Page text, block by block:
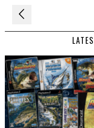
Navigation
de